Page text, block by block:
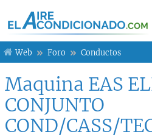
Web Foro Conductos
Maquina EAS
CONJUNTO
COND/CASS/